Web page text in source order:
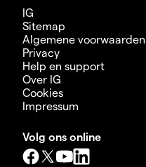
IG
Sitemap
Algemene voorwaarden
Privacy
Help en support
Over IG
Cookies
Impressum
Volg ons online